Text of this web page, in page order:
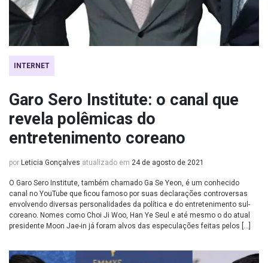
INTERNET
Garo Sero Institute: o canal que
revela polêmicas do
entretenimento coreano
por Leticia Gonçalves atualizado em 24 de agosto de 2021
O Garo Sero Institute, também chamado Ga Se Yeon, é um conhecido
canal no YouTube que ficou famoso por suas declarações controversas
envolvendo diversas personalidades da política e do entretenimento sul-
coreano. Nomes como Choi Ji Woo, Han Ye Seul e até mesmo o do atual
presidente Moon Jae-in já foram alvos das especulações feitas pelos […]